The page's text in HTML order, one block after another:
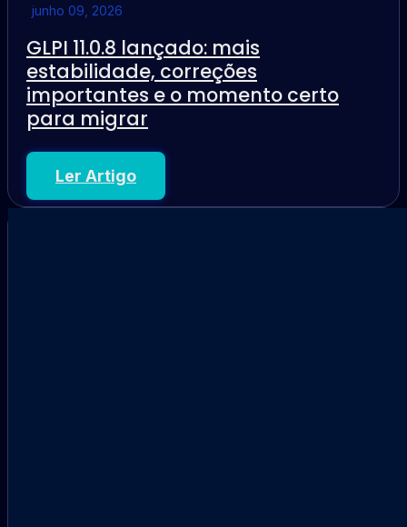
junho 09, 2026
GLPI 11.0.8 lançado: mais
estabilidade, correções
importantes e o momento certo
para migrar
Ler Artigo